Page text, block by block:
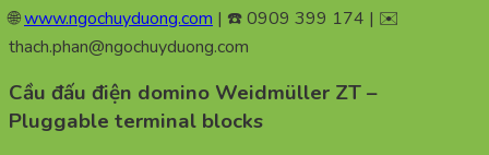
🌐www.ngochuyduong.com | ☎️ 0909 399 174 | ✉️
thach.phan@ngochuyduong.com
Cầu đấu điện domino Weidmüller ZT –
Pluggable terminal blocks